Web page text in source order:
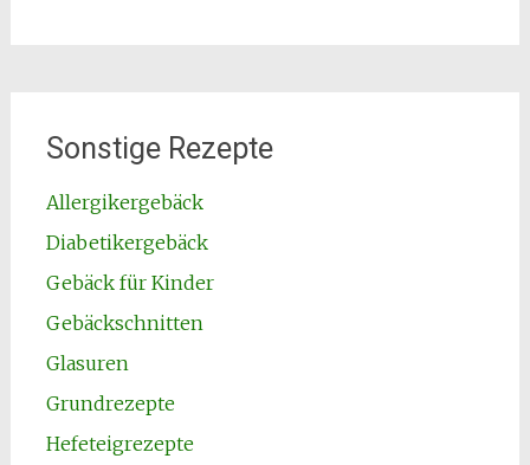
Sonstige Rezepte
Allergikergebäck
Diabetikergebäck
Gebäck für Kinder
Gebäckschnitten
Glasuren
Grundrezepte
Hefeteigrezepte